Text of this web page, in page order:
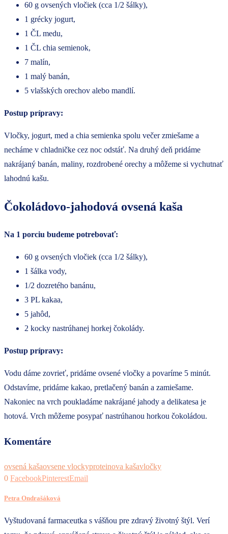
60 g ovsených vločiek (cca 1/2 šálky),
1 grécky jogurt,
1 ČL medu,
1 ČL chia semienok,
7 malín,
1 malý banán,
5 vlašských orechov alebo mandlí.
Postup prípravy:
Vločky, jogurt, med a chia semienka spolu večer zmiešame a
necháme v chladničke cez noc odstáť. Na druhý deň pridáme
nakrájaný banán, maliny, rozdrobené orechy a môžeme si vychutnať
lahodnú kašu.
Čokoládovo-jahodová ovsená kaša
Na 1 porciu budeme potrebovať:
60 g ovsených vločiek (cca 1/2 šálky),
1 šálka vody,
1/2 dozretého banánu,
3 PL kakaa,
5 jahôd,
2 kocky nastrúhanej horkej čokolády.
Postup prípravy:
Vodu dáme zovrieť, pridáme ovsené vločky a povaríme 5 minút.
Odstavíme, pridáme kakao, pretlačený banán a zamiešame.
Nakoniec na vrch poukladáme nakrájané jahody a delikatesa je
hotová. Vrch môžeme posypať nastrúhanou horkou čokoládou.
Komentáre
ovsená kašaovsene vlockyproteinova kašavločky
0 FacebookPinterestEmail
Petra Ondrašáková
Vyštudovaná farmaceutka s vášňou pre zdravý životný štýl. Verí